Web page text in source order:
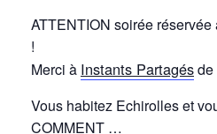
ATTENTION soirée
!
Merci à Instants Partagésde
Vous habitez Echirolles et
COMMENT …